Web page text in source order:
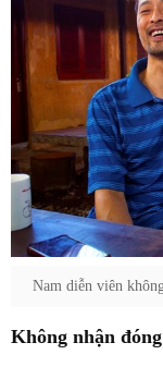
Nam diễn viên
Không nhận